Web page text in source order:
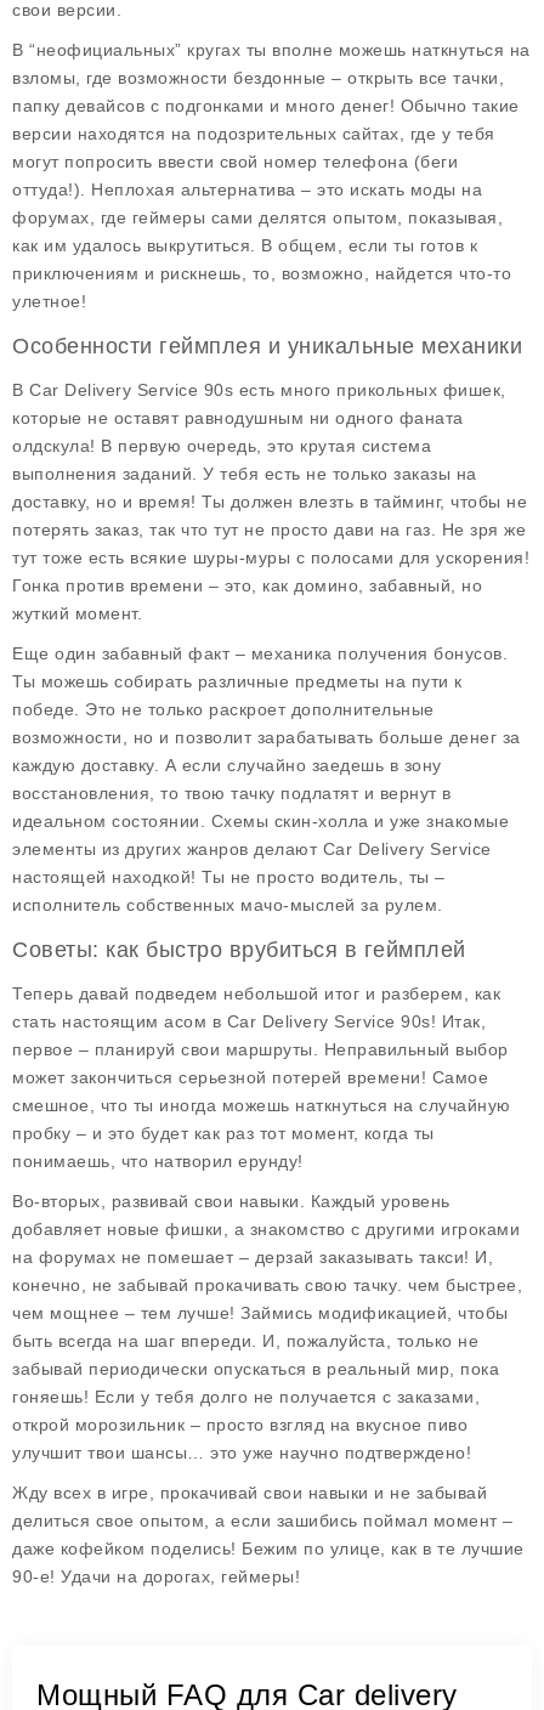
свои версии.
В “неофициальных” кругах ты вполне можешь наткнуться на
взломы, где возможности бездонные – открыть все тачки,
папку девайсов с подгонками и много денег! Обычно такие
версии находятся на подозрительных сайтах, где у тебя
могут попросить ввести свой номер телефона (беги
оттуда!). Неплохая альтернатива – это искать моды на
форумах, где геймеры сами делятся опытом, показывая,
как им удалось выкрутиться. В общем, если ты готов к
приключениям и рискнешь, то, возможно, найдется что-то
улетное!
Особенности геймплея и уникальные механики
В Car Delivery Service 90s есть много прикольных фишек,
которые не оставят равнодушным ни одного фаната
олдскула! В первую очередь, это крутая система
выполнения заданий . У тебя есть не только заказы на
доставку, но и время! Ты должен влезть в тайминг, чтобы не
потерять заказ, так что тут не просто дави на газ. Не зря же
тут тоже есть всякие шуры-муры с полосами для ускорения!
Гонка против времени – это, как домино, забавный, но
жуткий момент.
Еще один забавный факт – механика получения бонусов.
Ты можешь собирать различные предметы на пути к
победе. Это не только раскроет дополнительные
возможности, но и позволит зарабатывать больше денег за
каждую доставку. А если случайно заедешь в зону
восстановления, то твою тачку подлатят и вернут в
идеальном состоянии. Схемы скин-холла и уже знакомые
элементы из других жанров делают Car Delivery Service
настоящей находкой! Ты не просто водитель, ты –
исполнитель собственных мачо-мыслей за рулем.
Советы: как быстро врубиться в геймплей
Теперь давай подведем небольшой итог и разберем, как
стать настоящим асом в Car Delivery Service 90s! Итак,
первое – планируй свои маршруты . Неправильный выбор
может закончиться серьезной потерей времени! Самое
смешное, что ты иногда можешь наткнуться на случайную
пробку – и это будет как раз тот момент, когда ты
понимаешь, что натворил ерунду!
Во-вторых, развивай свои навыки . Каждый уровень
добавляет новые фишки, а знакомство с другими игроками
на форумах не помешает – дерзай заказывать такси! И,
конечно, не забывай прокачивать свою тачку . чем быстрее,
чем мощнее – тем лучше! Займись модификацией, чтобы
быть всегда на шаг впереди. И, пожалуйста, только не
забывай периодически опускаться в реальный мир, пока
гоняешь! Если у тебя долго не получается с заказами,
открой морозильник – просто взгляд на вкусное пиво
улучшит твои шансы… это уже научно подтверждено!
Жду всех в игре, прокачивай свои навыки и не забывай
делиться свое опытом, а если зашибись поймал момент –
даже кофейком поделись! Бежим по улице, как в те лучшие
90-е! Удачи на дорогах, геймеры!
Мощный FAQ для Car delivery